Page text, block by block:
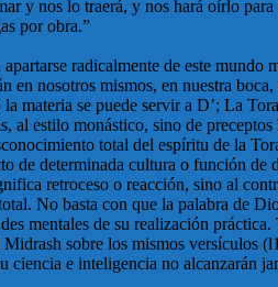
y nos lo traerá, y nos hará oírlo
por obra.”
radicalmente de este
nosotros mismos, en nuestra
materia se puede servir a D’; La
al estilo monástico, sino de
total del espíritu de la
determinada cultura o función
retroceso o reacción, sino al
No basta con que la palabra de
mentales de su realización
sobre los mismos versículos
ciencia e inteligencia no